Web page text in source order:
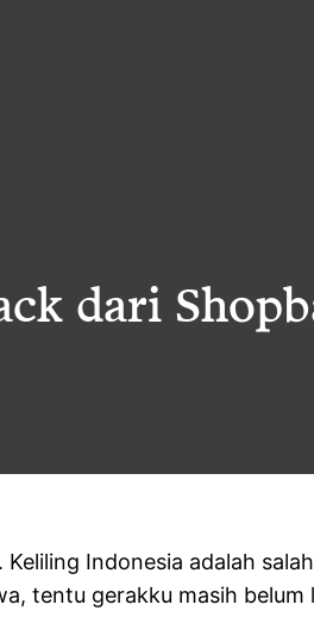
dari
Indonesia adalah
tentu gerakku masih belum